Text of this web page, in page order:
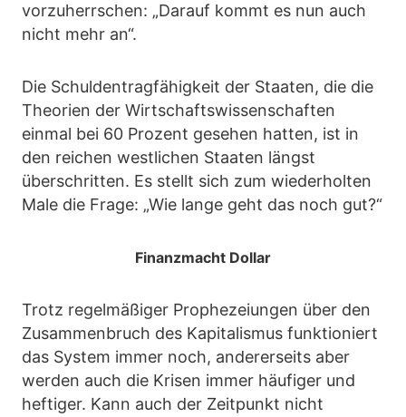
vorzuherrschen: „Darauf kommt es nun auch
nicht mehr an“.
Die Schuldentragfähigkeit der Staaten, die die
Theorien der Wirtschaftswissenschaften
einmal bei 60 Prozent gesehen hatten, ist in
den reichen westlichen Staaten längst
überschritten. Es stellt sich zum wiederholten
Male die Frage: „Wie lange geht das noch gut?“
Finanzmacht Dollar
Trotz regelmäßiger Prophezeiungen über den
Zusammenbruch des Kapitalismus funktioniert
das System immer noch, andererseits aber
werden auch die Krisen immer häufiger und
heftiger. Kann auch der Zeitpunkt nicht